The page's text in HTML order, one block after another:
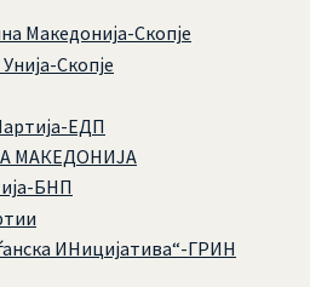
Македонија-Скопје
Скопје
ЕДП
МАКЕДОНИЈА
БНП
ИНицијатива“-ГРИН